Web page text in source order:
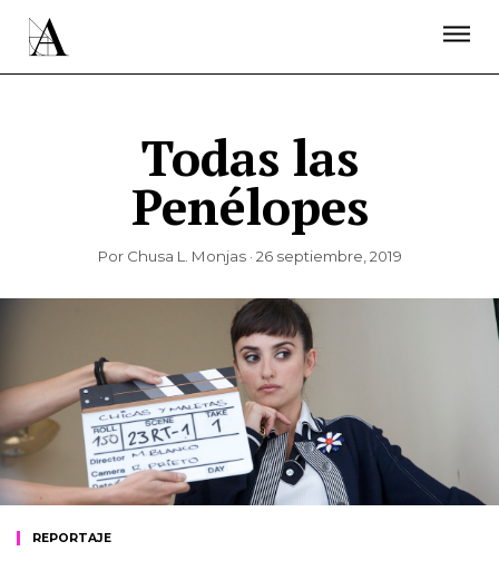
Todas las
Penélopes
Por Chusa L. Monjas · 26 septiembre, 2019
REPORTAJE
ÚNETE A LA ACADEMIA DE CINE
PRENSA